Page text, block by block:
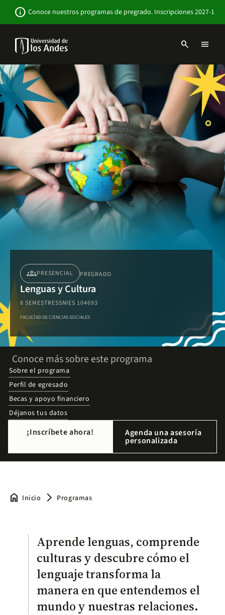
contenido
info Conoce nuestros programas de pregrado. Inscripciones 2027-1
Navbar
Sitio
Institucional
search menu
groupsPRESENCIAL PREGRADO
Lenguas y Cultura
8 SEMESTRESSNIES 104693
FACULTAD DE CIENCIAS SOCIALES
Conoce más sobre este programa
Sobre el programa
Perfil de egresado
Becas y apoyo financiero
Déjanos tus datos
¡Inscríbete ahora! Agenda una asesoría
personalizada
home Inicio arrow_forward_ios Programas
Aprende lenguas, comprende
culturas y descubre cómo el
lenguaje transforma la
manera en que entendemos el
mundo y nuestras relaciones.